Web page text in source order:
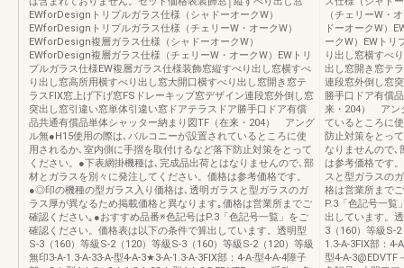
EWforDesignトリプルガラス仕様（シャドーオークW）
EWforDesignトリプルガラス仕様（チェリーW・オークW）
EWforDesign複層ガラス仕様（シャドーオークW）
EWforDesign複層ガラス仕様（チェリーW・オークW）EWトリ
プルガラス仕様EW複層ガラス仕様装飾窓縦すべり出し窓横すべ
り出し窓高所用横すべり出し窓大開口横すべり出し窓開き窓テ
ラスFIX窓上げ下げ窓FSドレーキップ窓デザイン連段窓外倒し窓
突出し窓引違い窓単体引違い窓ドアテラスドア勝手口ドア有償
品共通有償品単体シャッター納まり図TF（在来・204） アング
ル無●H15使用の際は､バルコニーが設置されているところに使
用されるか､室内側に手摺を取付けるなど落下防止対策をとって
ください。●下表網掛機種は､完成品出荷とはなりませんので､部
材とガラスを別々に発注してください。価格は参考価格です。
●◎印の機種の型ガラス入り価格は､透明ガラスと型ガラスのガ
ラス厚が異なるため掲載価格と異なります｡価格は営業所までご
確認ください｡●おすすめ品番※色記号はP.3「色記号一覧」をご
確認ください。価格表は以下の条件で算出しています。透明型
S-3（160）等級S-2（120）等級S-3（160）等級S-2（120）等級
無印3-A-1.3-A-33-A-型4-A-3★3-A-1.3-A-3FIX部：4-A-型4-A-4障子
（チェリーW・
ドーオークW）
ークW）EWトリ
り出し窓横すべ
出し窓開き窓テ
連段窓外倒し窓
勝手口ドア有償
来・204） アン
ているところに
防止対策をとっ
なりませんので､
は参考価格です
スと型ガラスの
格は営業所まで
P.3「色記号一覧
出しています。
3（160）等級S-
1.3-A-3FIX部：4-
型4-A-3@EDVTF